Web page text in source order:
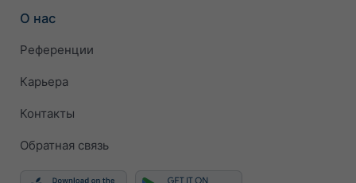
О нас
Референции
Карьера
Контакты
Обратная связь